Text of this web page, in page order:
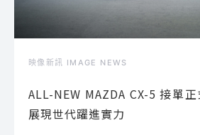
映像新訊 IMAGE NEWS
ALL-NEW MAZDA CX-5 接單
展現世代躍進實力